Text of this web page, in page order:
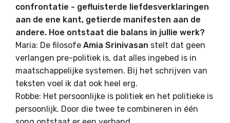
confrontatie - gefluisterde liefdesverklaringen
aan de ene kant, getierde manifesten aan de
andere. Hoe ontstaat die balans in jullie werk?
Maria: De filosofe Amia Srinivasan stelt dat geen
verlangen pre-politiek is, dat alles ingebed is in
maatschappelijke systemen. Bij het schrijven van
teksten voel ik dat ook heel erg.
Robbe: Het persoonlijke is politiek en het politieke is
persoonlijk. Door die twee te combineren in één